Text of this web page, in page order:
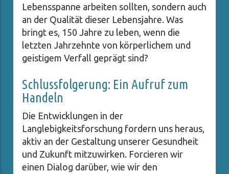
Lebensspanne arbeiten sollten, sondern auch
an der Qualität dieser Lebensjahre. Was
bringt es, 150 Jahre zu leben, wenn die
letzten Jahrzehnte von körperlichem und
geistigem Verfall geprägt sind?
Schlussfolgerung: Ein Aufruf zum
Handeln
Die Entwicklungen in der
Langlebigkeitsforschung fordern uns heraus,
aktiv an der Gestaltung unserer Gesundheit
und Zukunft mitzuwirken. Forcieren wir
einen Dialog darüber, wie wir den